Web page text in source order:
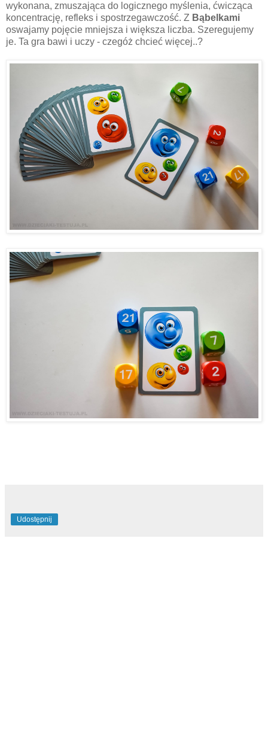
wykonana, zmuszająca do logicznego myślenia, ćwicząca
koncentrację, refleks i spostrzegawczość. Z Bąbelkami
oswajamy pojęcie mniejsza i większa liczba. Szeregujemy
je. Ta gra bawi i uczy - czegóż chcieć więcej..?
Udostępnij